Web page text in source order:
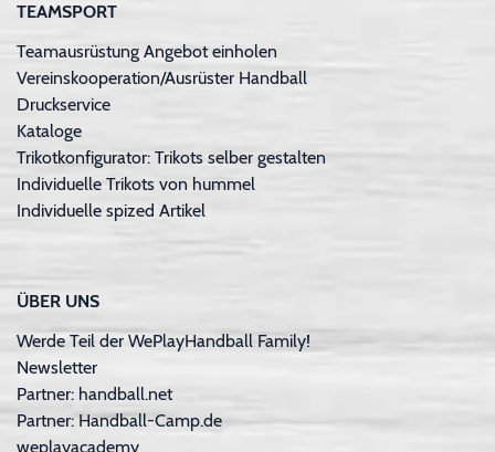
TEAMSPORT
Teamausrüstung Angebot einholen
Vereinskooperation/Ausrüster Handball
Druckservice
Kataloge
Trikotkonfigurator: Trikots selber gestalten
Individuelle Trikots von hummel
Individuelle spized Artikel
ÜBER UNS
Werde Teil der WePlayHandball Family!
Newsletter
Partner: handball.net
Partner: Handball-Camp.de
weplayacademy